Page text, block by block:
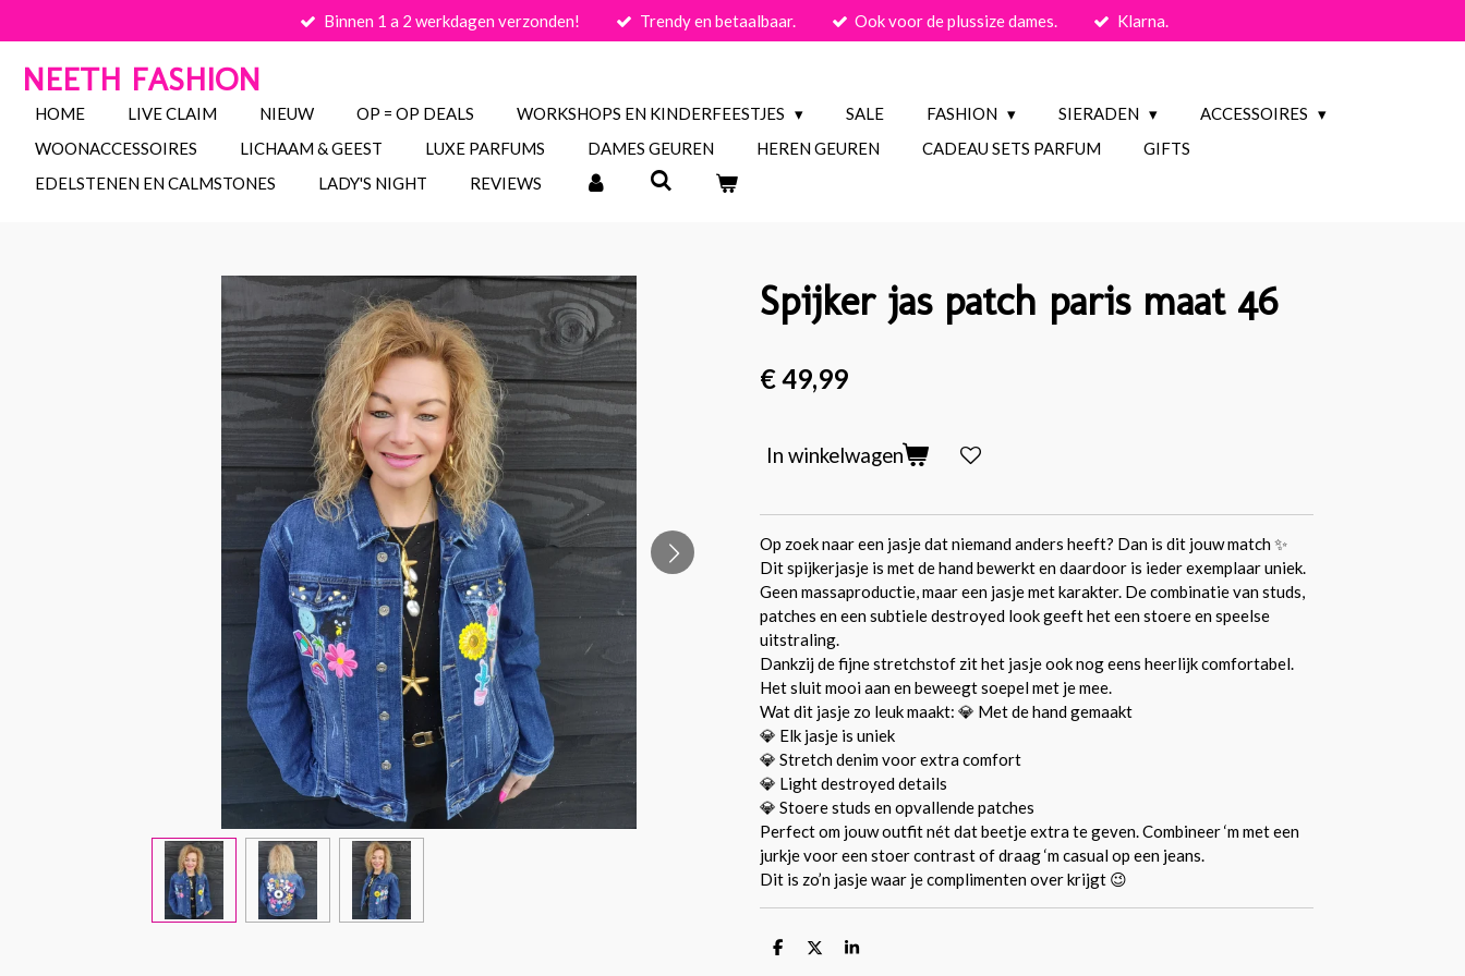
direct
naar
de
hoofdinhoud
Binnen 1 a 2 werkdagen verzonden! Trendy en betaalbaar. Ook voor de plussize dames. Klarna.
NEETH FASHION
HOME LIVE CLAIM NIEUW OP = OP DEALS WORKSHOPS EN KINDERFEESTJES SALE FASHION SIERADEN
ACCESSOIRES
WOONACCESSOIRES
LICHAAM & GEEST LUXE PARFUMS DAMES GEUREN HEREN GEUREN CADEAU SETS PARFUM
GIFTS
EDELSTENEN EN CALMSTONES
LADY'S NIGHT REVIEWS
Spijker jas patch paris maat 46
€ 49,99
In winkelwagen
Op zoek naar een jasje dat niemand anders heeft? Dan is dit jouw match ✨
Dit spijkerjasje is met de hand bewerkt en daardoor is ieder exemplaar uniek.
Geen massaproductie, maar een jasje met karakter. De combinatie van studs,
patches en een subtiele destroyed look geeft het een stoere en speelse
uitstraling.
Dankzij de fijne stretchstof zit het jasje ook nog eens heerlijk comfortabel.
Het sluit mooi aan en beweegt soepel met je mee.
Wat dit jasje zo leuk maakt: 💎 Met de hand gemaakt
💎 Elk jasje is uniek
💎 Stretch denim voor extra comfort
💎 Light destroyed details
💎 Stoere studs en opvallende patches
Perfect om jouw outfit nét dat beetje extra te geven. Combineer ‘m met een
jurkje voor een stoer contrast of draag ‘m casual op een jeans.
Dit is zo’n jasje waar je complimenten over krijgt 😉
D
D
S